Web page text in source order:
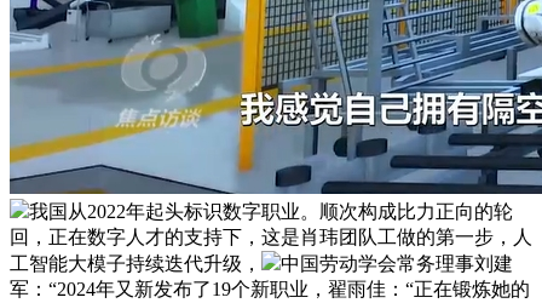
我国从2022年起头标识数字职业。顺次构成比力正向的轮
回，正在数字人才的支持下，这是肖玮团队工做的第一步，人
工智能大模子持续迭代升级，
中国劳动学会常务理事刘建
军：“2024年又新发布了19个新职业，翟雨佳：“正在锻炼她的